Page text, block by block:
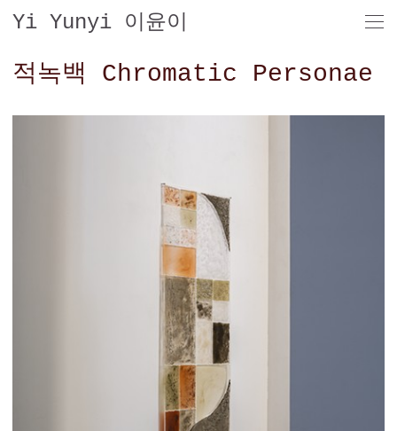
Yi Yunyi 이윤이
적녹백 Chromatic Personae